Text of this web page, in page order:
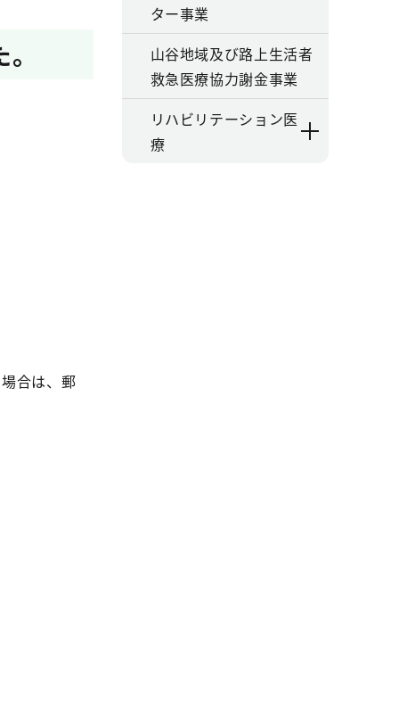
合は、郵
ター事業
山谷地域及び路上生活者
救急医療協力謝金事業
リハビリテーション医
療